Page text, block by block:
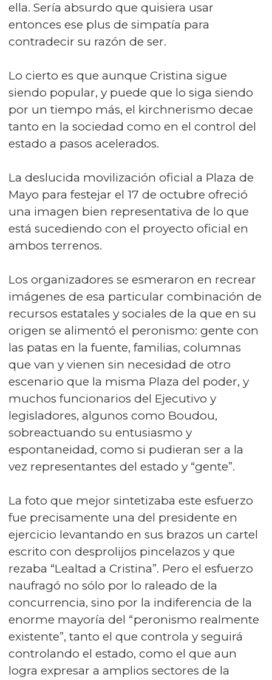
ella. Sería absurdo que quisiera usar
entonces ese plus de simpatía para
contradecir su razón de ser.
Lo cierto es que aunque Cristina sigue
siendo popular, y puede que lo siga siendo
por un tiempo más, el kirchnerismo decae
tanto en la sociedad como en el control del
estado a pasos acelerados.
La deslucida movilización oficial a Plaza de
Mayo para festejar el 17 de octubre ofreció
una imagen bien representativa de lo que
está sucediendo con el proyecto oficial en
ambos terrenos.
Los organizadores se esmeraron en recrear
imágenes de esa particular combinación de
recursos estatales y sociales de la que en su
origen se alimentó el peronismo: gente con
las patas en la fuente, familias, columnas
que van y vienen sin necesidad de otro
escenario que la misma Plaza del poder, y
muchos funcionarios del Ejecutivo y
legisladores, algunos como Boudou,
sobreactuando su entusiasmo y
espontaneidad, como si pudieran ser a la
vez representantes del estado y “gente”.
La foto que mejor sintetizaba este esfuerzo
fue precisamente una del presidente en
ejercicio levantando en sus brazos un cartel
escrito con desprolijos pincelazos y que
rezaba “Lealtad a Cristina”. Pero el esfuerzo
naufragó no sólo por lo raleado de la
concurrencia, sino por la indiferencia de la
enorme mayoría del “peronismo realmente
existente”, tanto el que controla y seguirá
controlando el estado, como el que aun
logra expresar a amplios sectores de la